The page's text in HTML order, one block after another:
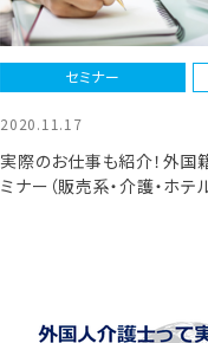
セミナー
2020.11.17
実際のお仕事も紹介！外
ミナー（販売系・介護・ホ